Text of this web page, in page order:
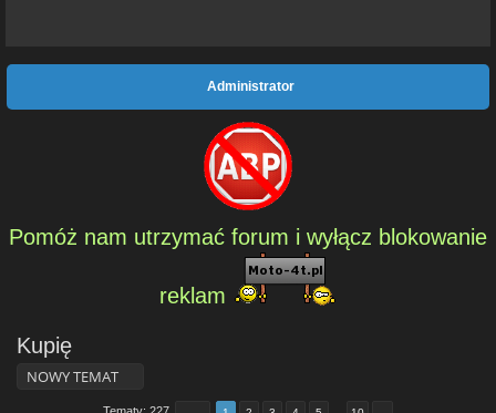
Administrator
Pomóż nam utrzymać forum i wyłącz blokowanie
reklam
Kupię
NOWY TEMAT